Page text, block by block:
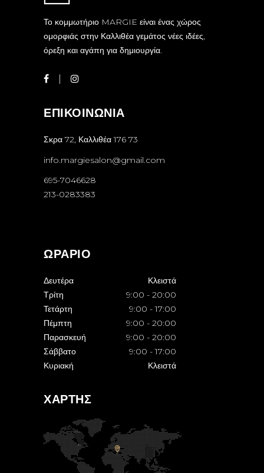
Το κομμωτήριο MARGIE είναι ένας χώρος
ομορφιάς στην Καλλιθέα γεμάτος νέες ιδέες,
όρεξη και αγάπη για δημιουργία.
ΕΠΙΚΟΙΝΩΝΙΑ
Σκρα 72, Καλλιθέα 176 73
info.margiesalon@gmail.com
695-7046628
213-0283383
ΩΡΑΡΙΟ
Δευτέρα
Κλειστά
Τρίτη
9:00 - 20:00
Τετάρτη
9:00 - 17:00
Πέμπτη
9:00 - 20:00
Παρασκευή
9:00 - 20:00
Σάββατο
9:00 - 17:00
Κυριακή
Κλειστά
ΧΑΡΤΗΣ